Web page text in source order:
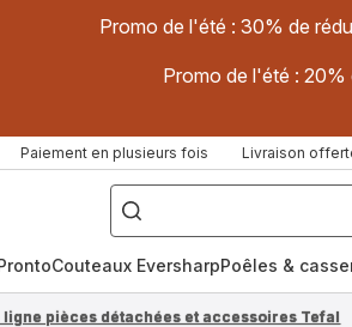
Promo de l'été : 30% de
Promo de l'été : 20%
Paiement en plusieurs fois Livraison
["Poêles
inox,
Cake
Factory,
Couteaux EversharpPoêles &
ligne pièces détachées et accessoires Tefal